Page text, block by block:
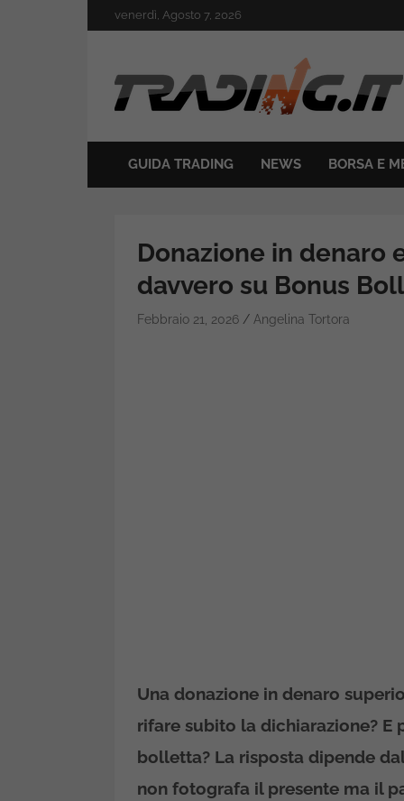
to
venerdì, Agosto 7, 2026
Trading.it
GUIDA TRADING NEWS BORSA E
Donazione in denaro
davvero su Bonus
Febbraio 21, 2026 Angelina Tortora
Una donazione in denaro
rifare subito la dichiarazione? E
bolletta? La risposta dipende
non fotografa il presente ma il